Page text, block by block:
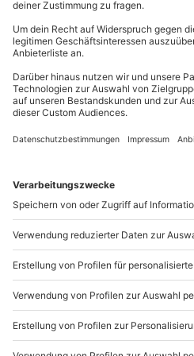
81671 München
Du erreichst uns telefonisch
außer an bundesweiten
Mo-Fr: 8-20 Uhr | Sa: 10-16 Uhr
Du möchtest als Firma
+49 89 / 21 12 90 20
Mo-Fr: 9-17 Uhr
b2b@mydays.de
www.b2b.mydays.de/
Artikelnummer:37322